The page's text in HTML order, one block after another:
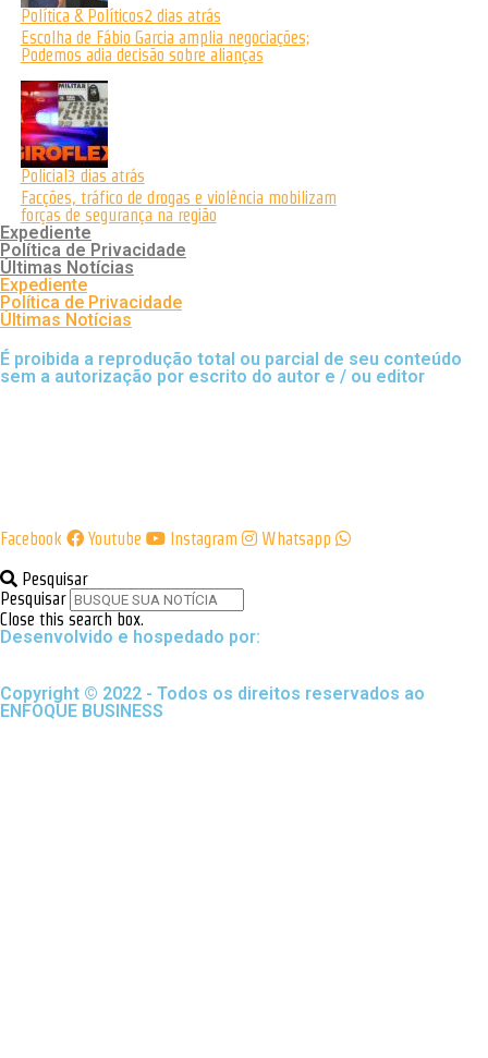
Política & Políticos2 dias atrás
Escolha de Fábio Garcia amplia negociações;
Podemos adia decisão sobre alianças
Policial 3 dias atrás
Facções, tráfico de drogas e violência mobilizam
forças de segurança na região
Expediente
Política de Privacidade
Últimas Notícias
Expediente
Política de Privacidade
Últimas Notícias
É proibida a reprodução total ou parcial de seu conteúdo
sem a autorização por escrito do autor e / ou editor
Facebook Youtube Instagram Whatsapp
Pesquisar
Pesquisar
Close this search box.
Desenvolvido e hospedado por:
Copyright © 2022 - Todos os direitos reservados ao
ENFOQUE BUSINESS